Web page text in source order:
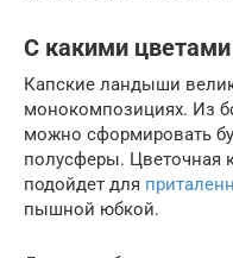
С какими цветами
Капские ландыши
монокомпозициях. Из
можно сформировать
полусферы. Цветочная
подойдет для
пышной юбкой.